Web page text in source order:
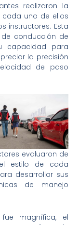
realizaron la
cada uno de ellos
instructores. Esta
conducción de
capacidad para
la precisión
de paso
evaluaron de
estilo de cada
desarrollar sus
de manejo
magnífica, el